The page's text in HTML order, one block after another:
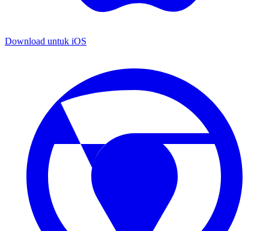
Download untuk iOS